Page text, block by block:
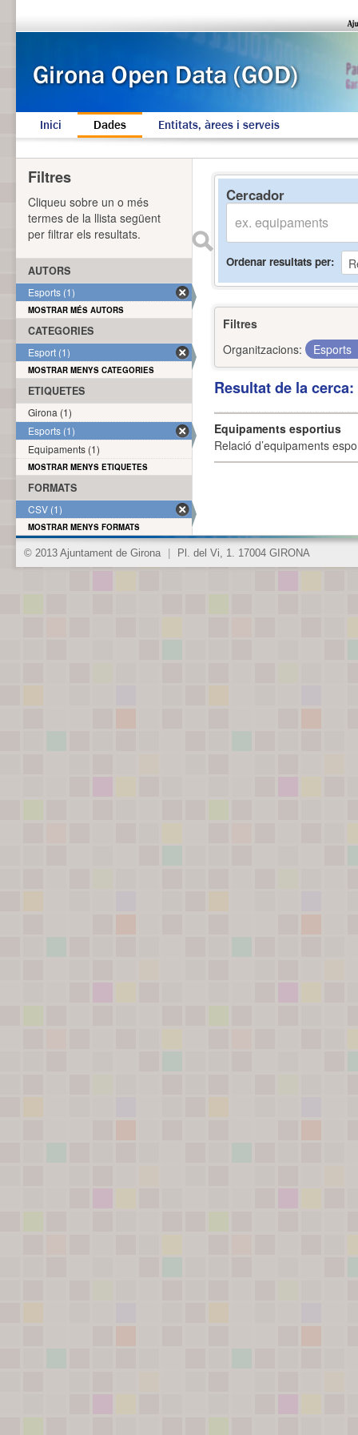
Inici Dades Entitats, àrees i serveis
Cercador
Ordenar resultats per
Filtres
Organitzacions:
Esports
Resultat de la
Equipaments esportius
Relació d’equipaments
Filtres
Cliqueu sobre un o més
termes de la llista següent
per filtrar els resultats.
AUTORS
Esports (1)
MOSTRAR MÉS AUTORS
CATEGORIES
Esport (1)
MOSTRAR MENYS CATEGORIES
ETIQUETES
Girona (1)
Esports (1)
Equipaments (1)
MOSTRAR MENYS ETIQUETES
FORMATS
CSV (1)
MOSTRAR MENYS FORMATS
© 2013 Ajuntament de Girona Pl. del Vi, 1. 17004 GIRONA